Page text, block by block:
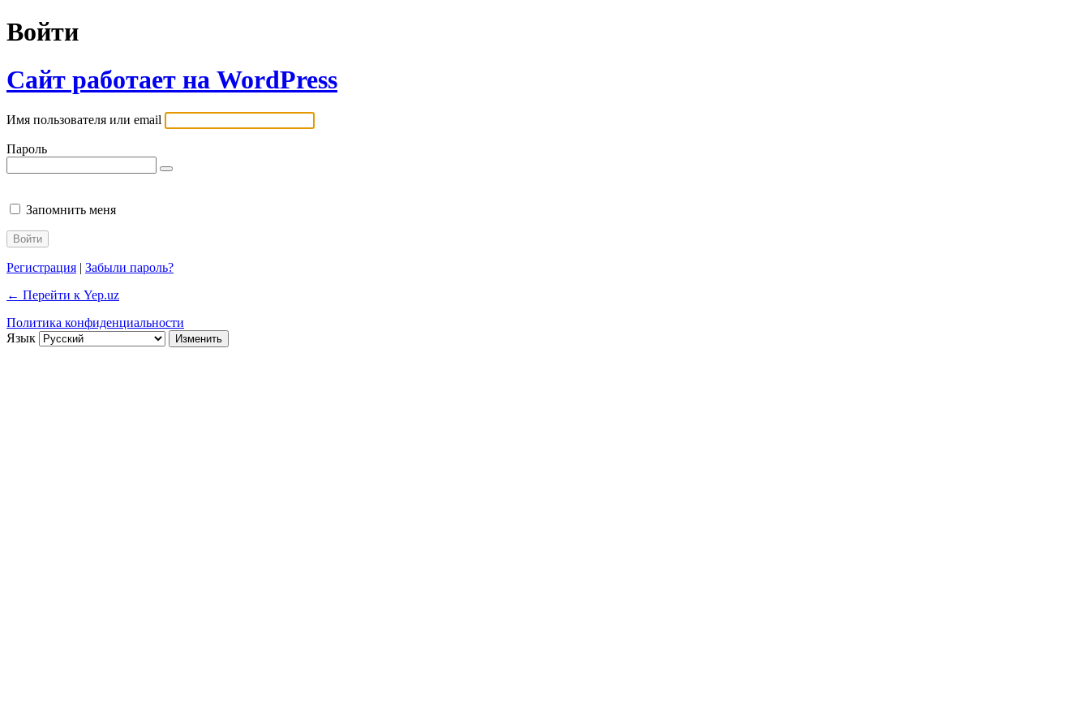
Войти
Сайт работает на WordPress
Имя пользователя или email
Пароль
Запомнить меня
Регистрация | Забыли пароль?
← Перейти к Yep.uz
Политика конфиденциальности
Язык